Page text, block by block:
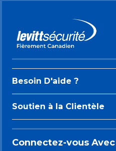
Besoin D'aide ?
Soutien à la Clientèle
Connectez-vous